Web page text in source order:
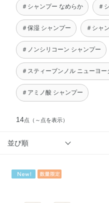
＃シャンプー なめらか ＃
＃保湿 シャンプー ＃シャ
＃ノンシリコーン シャンプー
＃スティーブンノル ニューヨー
＃アミノ酸 シャンプー
14点 （～点を表示）
並び順